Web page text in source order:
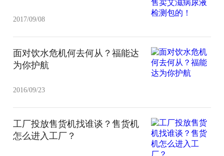
2017/09/08
面对饮水危机何去何从？福能达
为你护航
2016/09/23
工厂投放售货机找谁谈？售货机
怎么进入工厂？